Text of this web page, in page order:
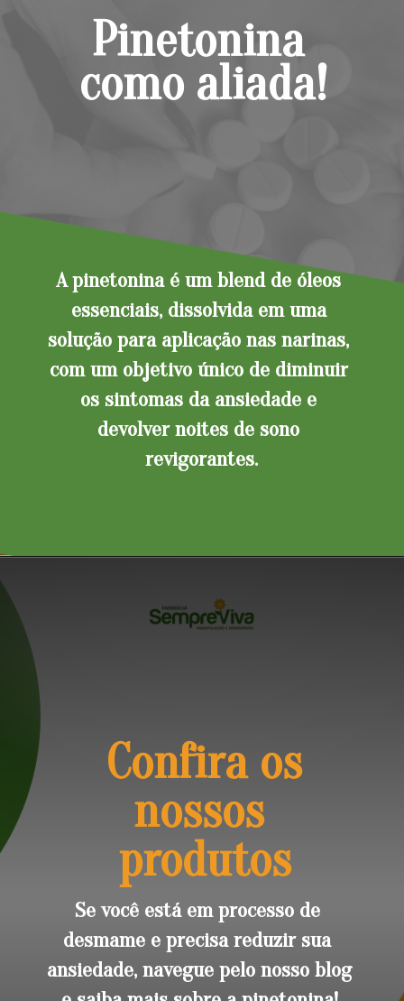
A pinetonina é um blend de óleos
essenciais, dissolvida em uma
solução para aplicação nas narinas,
com um objetivo único de diminuir
os sintomas da ansiedade e
devolver noites de sono
revigorantes.
Pinetonina
como aliada!
Se você está em processo de
desmame e precisa reduzir sua
ansiedade, navegue pelo nosso blog
Confira os
nossos
produtos